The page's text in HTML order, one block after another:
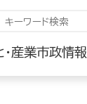
・産業市政情報